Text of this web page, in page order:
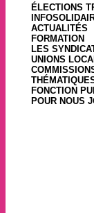
ÉLECTIONS
ACTUALITÉS
FORMATION
LES
UNIONS
FONCTION
POUR NOUS